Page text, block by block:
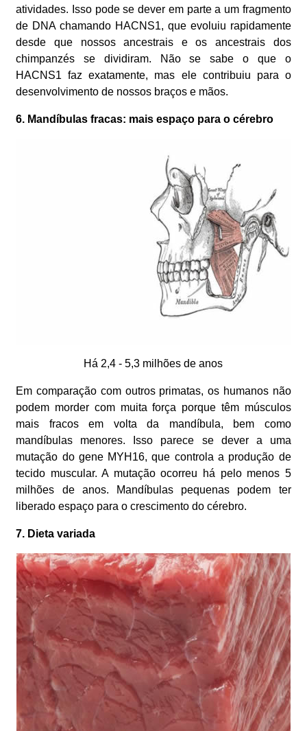
atividades. Isso pode se dever em parte a um fragmento
de DNA chamando HACNS1, que evoluiu rapidamente
desde que nossos ancestrais e os ancestrais dos
chimpanzés se dividiram. Não se sabe o que o
HACNS1 faz exatamente, mas ele contribuiu para o
desenvolvimento de nossos braços e mãos.
6. Mandíbulas fracas: mais espaço para o cérebro
Há 2,4 - 5,3 milhões de anos
Em comparação com outros primatas, os humanos não
podem morder com muita força porque têm músculos
mais fracos em volta da mandíbula, bem como
mandíbulas menores. Isso parece se dever a uma
mutação do gene MYH16, que controla a produção de
tecido muscular. A mutação ocorreu há pelo menos 5
milhões de anos. Mandíbulas pequenas podem ter
liberado espaço para o crescimento do cérebro.
7. Dieta variada